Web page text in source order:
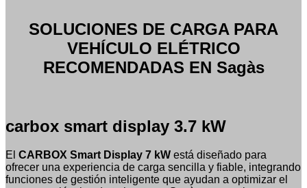
SOLUCIONES DE CARGA PARA
VEHÍCULO ELÉTRICO
RECOMENDADAS EN Sagàs
carbox smart display 3.7 kW
El CARBOX Smart Display 7 kW está diseñado para
ofrecer una experiencia de carga sencilla y fiable, integrando
funciones de gestión inteligente que ayudan a optimizar el